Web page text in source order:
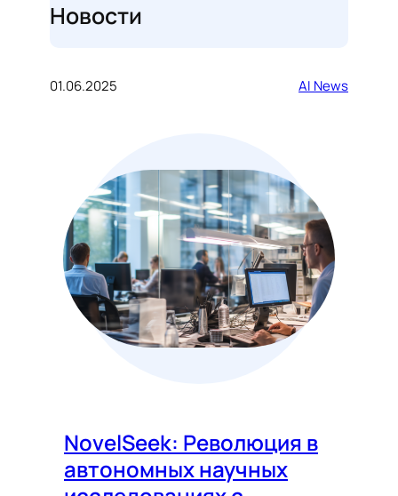
Новости
01.06.2025 AI News
NovelSeek: Революция в
автономных научных